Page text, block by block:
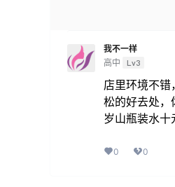
我不一样
高中
Lv3
店里环境不
松的好去处，
岁山瓶装水十
0 0